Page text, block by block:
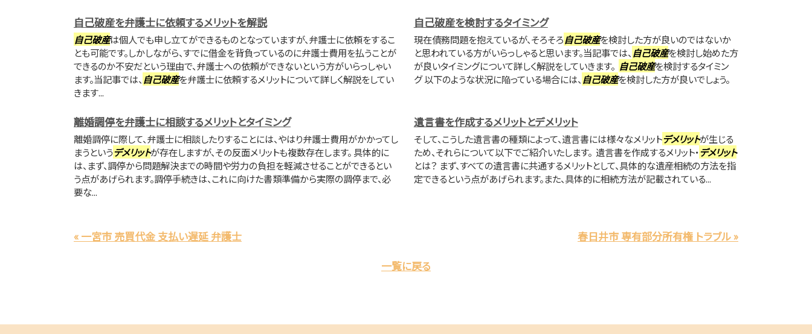
自己破産を弁護士に依頼するメリットを解説
自己破産は個人でも申し立てができるものとなっていますが、弁護士に依頼をするこ
とも可能です。しかしながら、すでに借金を背負っているのに弁護士費用を払うことが
できるのか不安だという理由で、弁護士への依頼ができないという方がいらっしゃい
ます。当記事では、 自己破産を弁護士に依頼するメリットについて詳しく解説をしてい
きます...
自己破産を検討するタイミング
現在債務問題を抱えているが、そろそろ自己破産を検討した方が良いのではないか
と思われている方がいらっしゃると思います。当記事では、 自己破産を検討し始めた方
が良いタイミングについて詳しく解説をしていきます。 自己破産を検討するタイミン
グ 以下のような状況に陥っている場合には、 自己破産を検討した方が良いでしょう。
離婚調停を弁護士に相談するメリットとタイミング
離婚調停に際して、弁護士に相談したりすることには、やはり弁護士費用がかかってし
まうというデメリットが存在しますが、その反面メリットも複数存在します。 具体的に
は、まず、調停から問題解決までの時間や労力の負担を軽減させることができるとい
う点があげられます。調停手続きは、これに向けた書類準備から実際の調停まで、必
要な...
遺言書を作成するメリットとデメリット
そして、こうした遺言書の種類によって、遺言書には様々なメリットデメリットが生じる
ため、それらについて以下でご紹介いたします。 遺言書を作成するメリット・デメリット
とは？ まず、すべての遺言書に共通するメリットとして、具体的な遺産相続の方法を指
定できるという点があげられます。また、具体的に相続方法が記載されている...
« 一宮市 売買代金 支払い遅延 弁護士
春日井市 専有部分所有権 トラブル »
一覧に戻る